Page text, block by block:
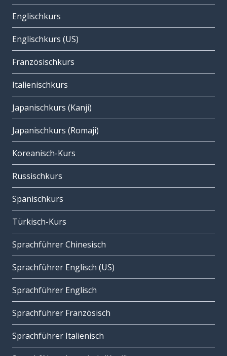
Englischkurs
Englischkurs (US)
Französischkurs
Italienischkurs
Japanischkurs (Kanji)
Japanischkurs (Romaji)
Koreanisch-Kurs
Russischkurs
Spanischkurs
Türkisch-Kurs
Sprachführer Chinesisch
Sprachführer Englisch (US)
Sprachführer Englisch
Sprachführer Französisch
Sprachführer Italienisch